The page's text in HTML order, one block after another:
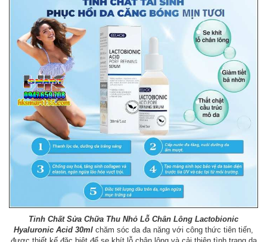
Tinh Chất Sửa Chữa Thu Nhỏ Lỗ Chân Lông Lactobionic
Hyaluronic Acid 30ml chăm sóc da đa năng với công thức tiên tiến,